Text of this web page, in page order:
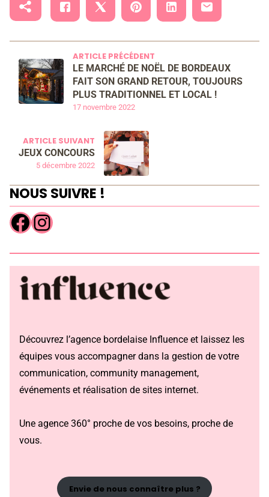
ARTICLE PRÉCÉDENT
17 novembre 2022
LE MARCHÉ DE NOËL DE BORDEAUX
FAIT SON GRAND RETOUR, TOUJOURS
PLUS TRADITIONNEL ET LOCAL !
ARTICLE SUIVANT
5 décembre 2022
JEUX CONCOURS
NOUS SUIVRE !
Découvrez l’agence bordelaise Influence et laissez les
équipes vous accompagner dans la gestion de votre
communication, community management,
événements et réalisation de sites internet.
Une agence 360° proche de vos besoins, proche de
vous.
Envie de nous connaître plus ?